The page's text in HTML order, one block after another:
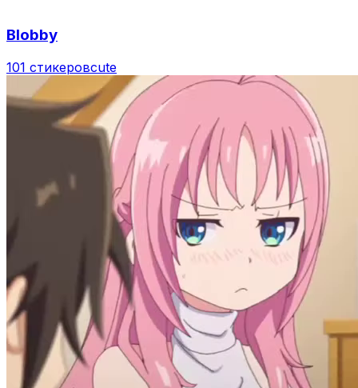
Blobby
101 стикеровcute